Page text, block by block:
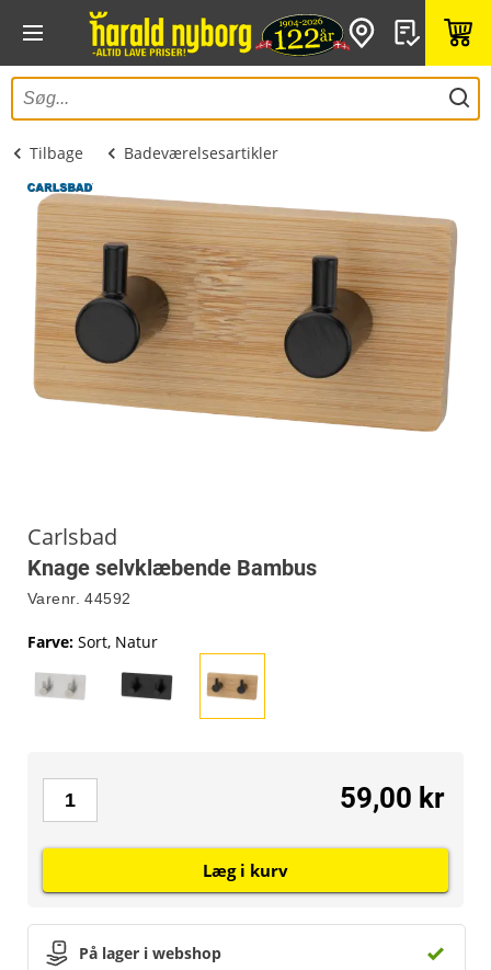
Tilbage Badeværelsesartikler
Carlsbad
Knage selvklæbende Bambus
Varenr. 44592
Farve: Sort, Natur
På lager i webshop
59,00 kr
Læg i kurv